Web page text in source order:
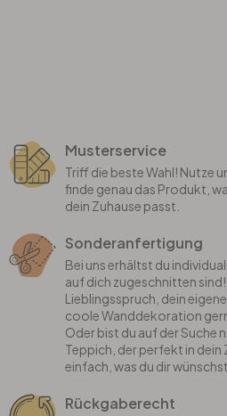
Musterservice
Triff die beste Wahl! Nutze
finde genau das Produkt,
dein Zuhause passt.
Sonderanfertigung
Bei uns erhältst du
auf dich zugeschnitten
Lieblingsspruch, dein
coole Wanddekoration
Oder bist du auf der Suche
Teppich, der perfekt in dein
einfach, was du dir
Rückgaberecht